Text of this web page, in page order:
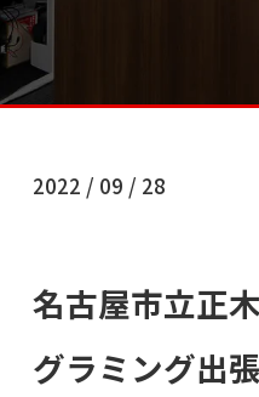
2022 / 09 / 28
名古屋市立正
グラミング出